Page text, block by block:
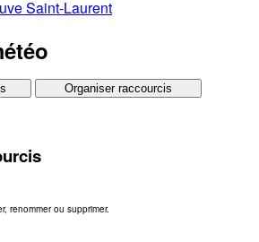
Saint-Laurent
Organiser raccourcis
renommer ou supprimer.